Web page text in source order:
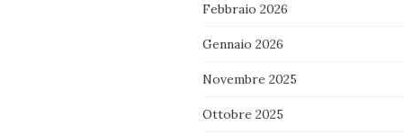
Febbraio 2026
Gennaio 2026
Novembre 2025
Ottobre 2025